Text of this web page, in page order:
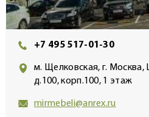
+7 495 517-01-30
м. Щелковская, г. Москва,
д.100, корп.100, 1 этаж
mirmebeli@anrex.ru